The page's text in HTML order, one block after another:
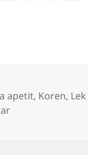
apetit, Koren,
na Kako se pravi